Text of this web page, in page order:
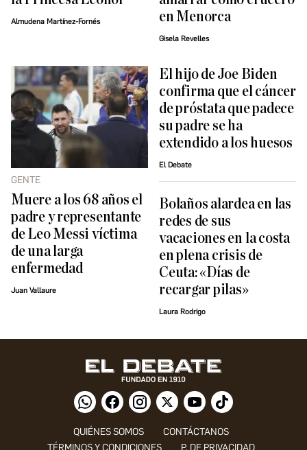
Almudena Martínez-Fornés
en Menorca
Gisela Revelles
GENTE
Muere a los 68 años el
padre y representante
de Leo Messi víctima
de una larga
enfermedad
Juan Vallaure
El hijo de Joe Biden
confirma que el cáncer
de próstata que padece
su padre se ha
extendido a los huesos
El Debate
Bolaños alardea en las
redes de sus
vacaciones en la costa
en plena crisis de
Ceuta: «Días de
recargar pilas»
Laura Rodrigo
QUIÉNES SOMOS
CONTÁCTANOS